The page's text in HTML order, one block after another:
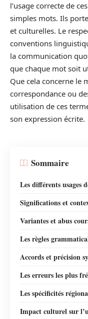
l’usage correcte de
simples mots. Ils
et culturelles. Le
conventions
la communication
que chaque mot soit
Que cela concerne le
correspondance ou
utilisation de ces
son expression écrite.
Sommaire
Les différents usages
Significations et
Variantes et abus
Les règles
Accords et précision
Les erreurs les plus
Les spécificités
Impact culturel sur